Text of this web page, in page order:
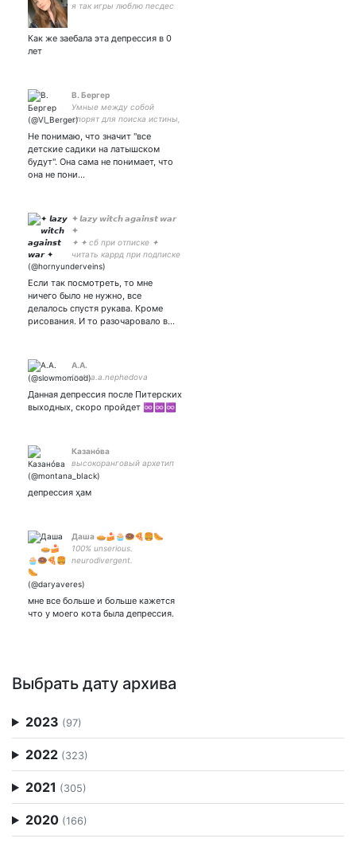
я так игры люблю песдес
Как же заебала эта депрессия в 0
лет
В. Бергер
Умные между собой
спорят для поиска истины,
своё мнение. А умный с
дураком не спорит
вообще.
Не понимаю, что значит "все
детские садики на латышском
будут". Она сама не понимает, что
она не пони…
✦ 𝙡𝙖𝙯𝙮 𝙬𝙞𝙩𝙘𝙝 𝙖𝙜𝙖𝙞𝙣𝙨𝙩 𝙬𝙖𝙧
✦
✦ ✦ сб при отписке ✦
читать каррд при подписке
✦ 🇺🇦🇦🇲🇰🇬🏳️‍⚧️ ✦
Если так посмотреть, то мне
ничего было не нужно, все
делалось спустя рукава. Кроме
рисования. И то разочаровало в…
A.A.
Inst: a.a.nephedova
Данная депрессия после Питерских
выходных, скоро пройдет ♾️♾️♾️
Казанóва
высокоранговый архетип
депрессия ҳам
Даша 🥧🍰🧁🍩🍕🍔🌭
100% unserious.
neurodivergent.
мне все больше и больше кажется
что у моего кота была депрессия.
Выбрать дату архива
2023 (97)
2022 (323)
2021 (305)
2020 (166)